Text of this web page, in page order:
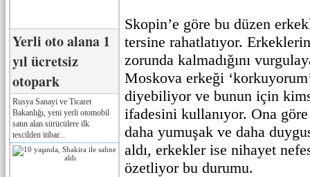
Yerli oto alana 1
yıl ücretsiz
otopark
Rusya Sanayi ve Ticaret
Bakanlığı, yeni yerli otomobil
satın alan sürücülere ilk
tescilden itibar...
Skopin’e göre bu düzen
tersine rahatlatıyor.
zorunda kalmadığını
Moskova erkeği
diyebiliyor ve bunun için
ifadesini kullanıyor. Ona
daha yumuşak ve daha
aldı, erkekler ise nihayet
özetliyor bu durumu.